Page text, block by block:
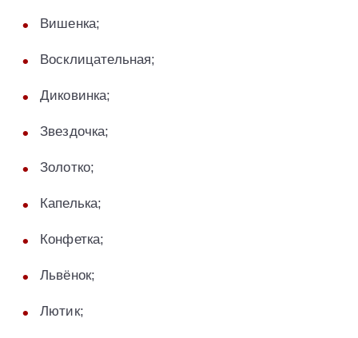
Вишенка;
Восклицательная;
Диковинка;
Звездочка;
Золотко;
Капелька;
Конфетка;
Львёнок;
Лютик;